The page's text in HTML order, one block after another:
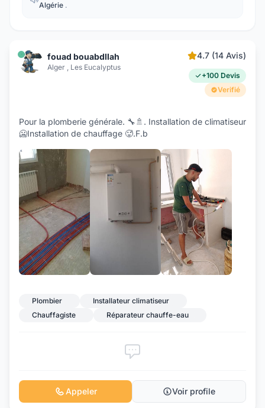
Algérie .
fouad bouabdllah
Alger , Les Eucalyptus
4.7 (14 Avis)
+100 Devis
Verifié
Pour la plomberie générale. 🔧🚿. Installation de climatiseur
🥶Installation de chauffage 🥵.F.b
Plombier
Installateur climatiseur
Chauffagiste
Réparateur chauffe-eau
Appeler Voir profile